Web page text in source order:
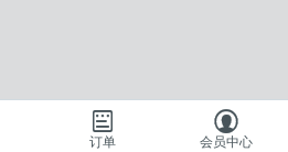
订单 会员中心